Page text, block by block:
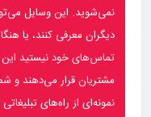
نمی‌شوید. این وسایل
دیگران معرفی کنند، یا
تماس‌های خود نیستید این
مشتریان قرار می‌دهند و
نمونه‌ای از راه‌های